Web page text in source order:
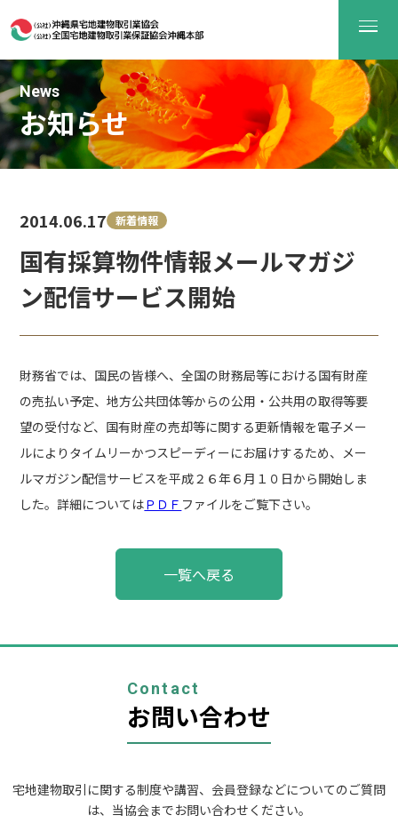
News
お知らせ
国有採算物件情報メールマガジ
ン配信サービス開始
2014.06.17 新着情報
財務省では、国民の皆様へ、全国の財務局等における国有財産
の売払い予定、地方公共団体等からの公用・公共用の取得等要
望の受付など、国有財産の売却等に関する更新情報を電子メー
ルによりタイムリーかつスピーディーにお届けするため、メー
ルマガジン配信サービスを平成２６年６月１０日から開始しま
した。詳細についてはＰＤＦ ファイルをご覧下さい。
ー
一覧へ戻る
Contact
お問い合わせ
宅地建物取引に関する制度や講習、会員登録などについてのご質問
は、当協会までお問い合わせください。